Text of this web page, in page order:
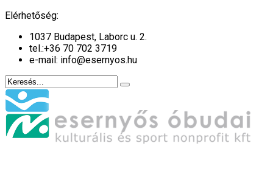
Elérhetőség:
1037 Budapest, Laborc u. 2.
tel.:+36 70 702 3719
e-mail: info@esernyos.hu
év
hónap
év
hónap